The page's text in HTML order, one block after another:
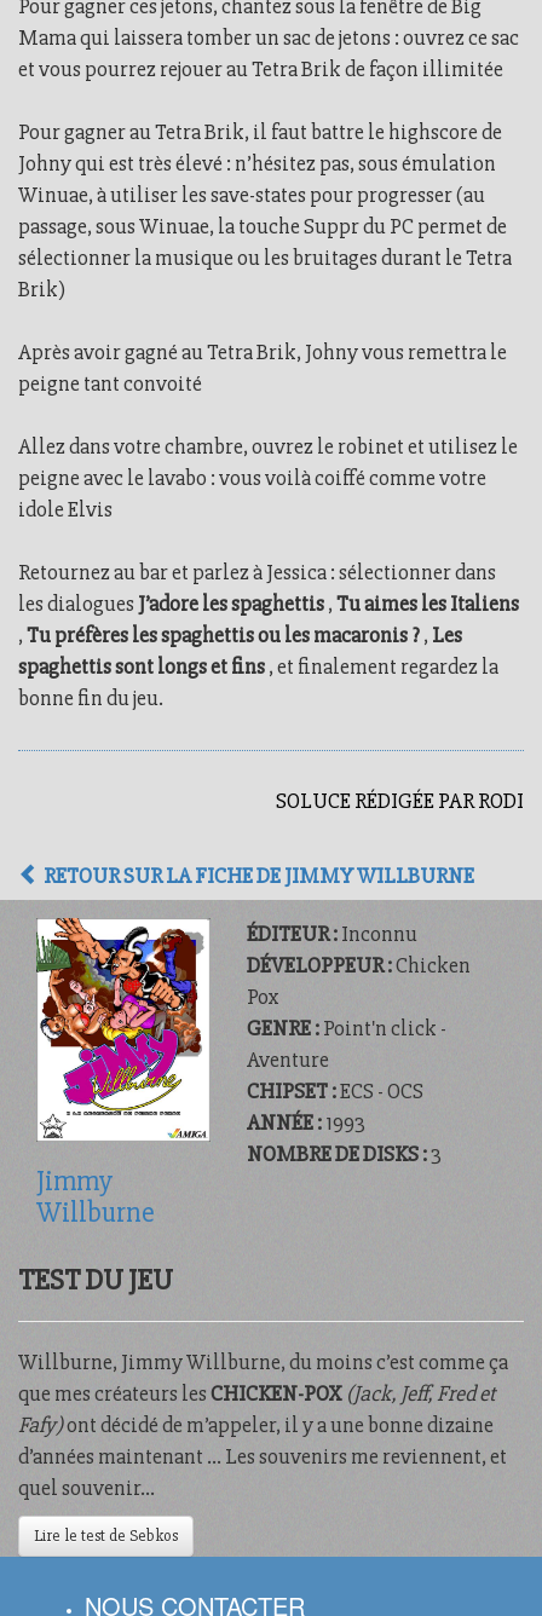
Pour gagner ces jetons, chantez sous la fenêtre de Big
Mama qui laissera tomber un sac de jetons : ouvrez ce sac
et vous pourrez rejouer au Tetra Brik de façon illimitée
Pour gagner au Tetra Brik, il faut battre le highscore de
Johny qui est très élevé : n’hésitez pas, sous émulation
Winuae, à utiliser les save-states pour progresser (au
passage, sous Winuae, la touche Suppr du PC permet de
sélectionner la musique ou les bruitages durant le Tetra
Brik)
Après avoir gagné au Tetra Brik, Johny vous remettra le
peigne tant convoité
Allez dans votre chambre, ouvrez le robinet et utilisez le
peigne avec le lavabo : vous voilà coiffé comme votre
idole Elvis
Retournez au bar et parlez à Jessica : sélectionner dans
les dialogues J’adore les spaghettis,Tu aimes les Italiens
,Tu préfères les spaghettis ou les macaronis ?, Les
spaghettis sont longs et fins, et finalement regardez la
bonne fin du jeu.
SOLUCE RÉDIGÉE PAR RODI
RETOUR SUR LA FICHE DE JIMMY WILLBURNE
Jimmy
Willburne
ÉDITEUR :Inconnu
DÉVELOPPEUR :Chicken
Pox
GENRE :Point'n click -
Aventure
CHIPSET :ECS - OCS
ANNÉE :1993
NOMBRE DE DISKS :3
TEST DU JEU
Willburne, Jimmy Willburne, du moins c’est comme ça
que mes créateurs lesCHICKEN-POX (Jack, Jeff, Fred et
Fafy)ont décidé de m’appeler, il y a une bonne dizaine
d’années maintenant … Les souvenirs me reviennent, et
quel souvenir…
Lire le test de Sebkos
NOUS CONTACTER